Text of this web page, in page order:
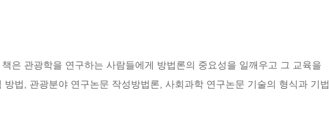
은 관광학을 연구하는 사람들에게 방법론의 중요성을 일깨우고 그 교육을
법, 관광분야 연구논문 작성방법론, 사회과학 연구논문 기술의 형식과 기법